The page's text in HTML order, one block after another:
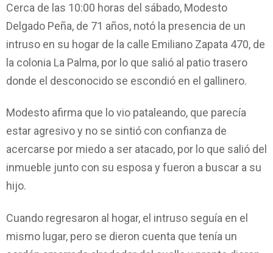
Cerca de las 10:00 horas del sábado, Modesto
Delgado Peña, de 71 años, notó la presencia de un
intruso en su hogar de la calle Emiliano Zapata 470, de
la colonia La Palma, por lo que salió al patio trasero
donde el desconocido se escondió en el gallinero.
Modesto afirma que lo vio pataleando, que parecía
estar agresivo y no se sintió con confianza de
acercarse por miedo a ser atacado, por lo que salió del
inmueble junto con su esposa y fueron a buscar a su
hijo.
Cuando regresaron al hogar, el intruso seguía en el
mismo lugar, pero se dieron cuenta que tenía un